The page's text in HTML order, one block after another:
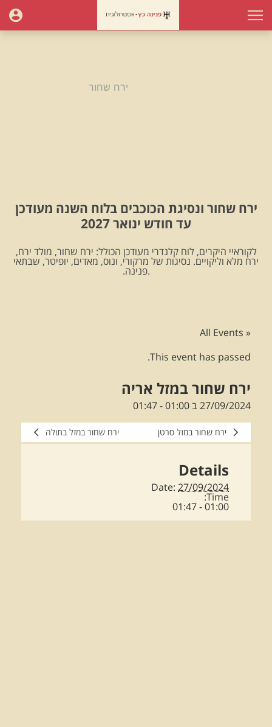
ירח שחור
ירח שחור ונסיגת הכוכבים בלוח השנה מעודכן
עד חודש ינואר 2027
לקוראיי היקרים, לוח קלנדרי מעודכן הכולל: ירח שחור, מולד ירח,
ירח מלא וליקויים. נסיגות של מרקורי, ונוס, מאדים, יופיטר, שבתאי
.פנינה.
« All Events
This event has passed.
ירח שחור במזל אריה
27/09/2024 ב 01:00 -
01:47
ירח שחור במזל סרטן ירח שחור במזל בתולה
Details
Date: 27/09/2024
Time:
01:00 - 01:47